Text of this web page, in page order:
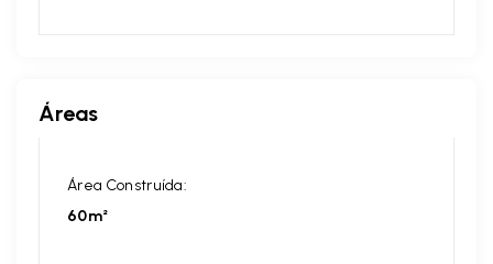
Áreas
Área Construída:
60m²